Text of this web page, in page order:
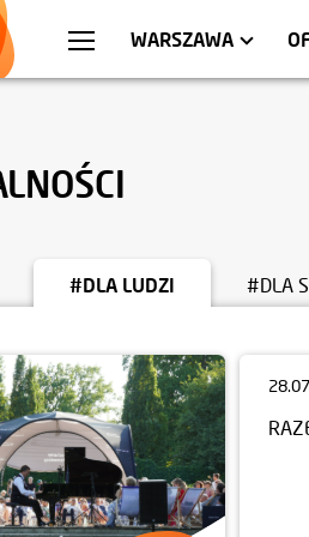
WARSZAWA
WROCŁAW
MIESZKANIA
#DLA LUDZI #DLA